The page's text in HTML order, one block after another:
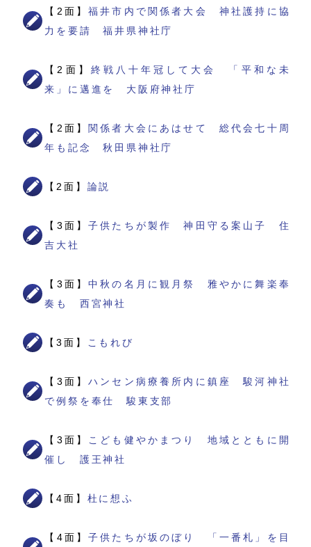
【2面】福井市内で関係者大会 神社護持に協
力を要請 福井県神社庁
【2面】 終戦八十年冠して大会 「平和な未
来」に邁進を 大阪府神社庁
【2面】 関係者大会にあはせて 総代会七十周
年も記念 秋田県神社庁
【2面】 論説
【3面】子供たちが製作 神田守る案山子 住
吉大社
【3面】中秋の名月に観月祭 雅やかに舞楽奉
奏も 西宮神社
【3面】 こもれび
【3面】ハンセン病療養所内に鎮座 駿河神社
で例祭を奉仕 駿東支部
【3面】
こども健やかまつり 地域とともに開
催し 護王神社
【4面】 杜に想ふ
【4面】子供たちが坂のぼり 「一番札」を目